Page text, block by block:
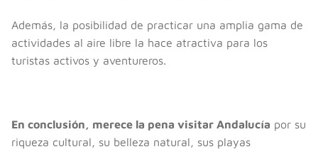
Además, la posibilidad de practicar una amplia gama de
actividades al aire libre la hace atractiva para los
turistas activos y aventureros.
En conclusión, merece la pena visitar Andalucía por su
riqueza cultural, su belleza natural, sus playas